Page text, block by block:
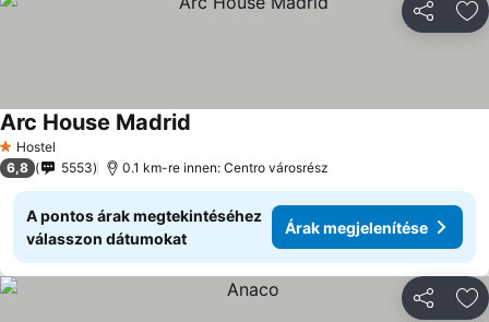
1 Kategória
Hostel
Arc House Madrid
6,8 5553 0.1 km-re innen: Centro városrész
A pontos árak megtekintéséhez
válasszon dátumokat
Árak megjelenítése